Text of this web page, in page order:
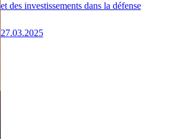
et des investissements dans la défense
27.03.2025